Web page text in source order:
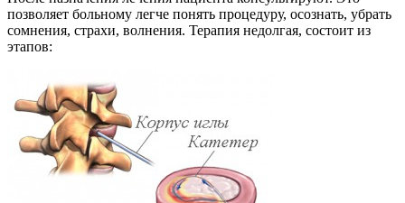
позволяет больному легче понять процедуру, осознать, убрать
сомнения, страхи, волнения. Терапия недолгая, состоит из
этапов: